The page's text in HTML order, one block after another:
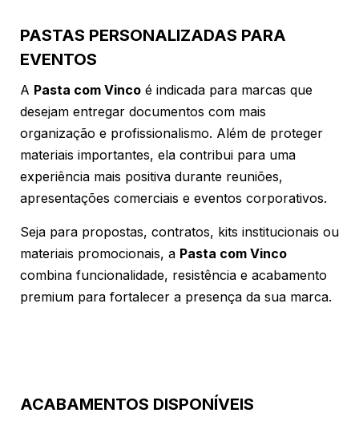
PASTAS PERSONALIZADAS PARA
EVENTOS
A Pasta com Vinco é indicada para marcas que
desejam entregar documentos com mais
organização e profissionalismo. Além de proteger
materiais importantes, ela contribui para uma
experiência mais positiva durante reuniões,
apresentações comerciais e eventos corporativos.
Seja para propostas, contratos, kits institucionais ou
materiais promocionais, a Pasta com Vinco
combina funcionalidade, resistência e acabamento
premium para fortalecer a presença da sua marca.
ACABAMENTOS DISPONÍVEIS